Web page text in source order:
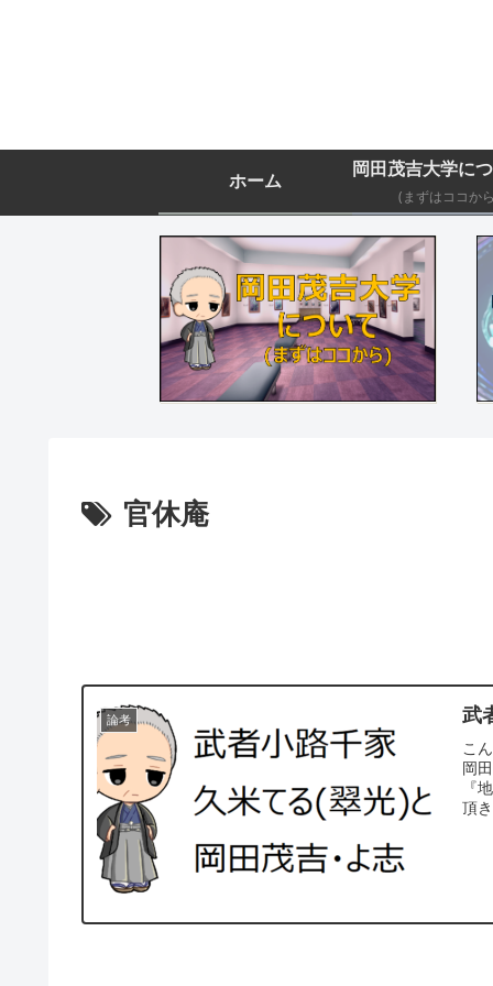
ホーム
(まずはココか
官休庵
論考 武
こ
岡
『
頂